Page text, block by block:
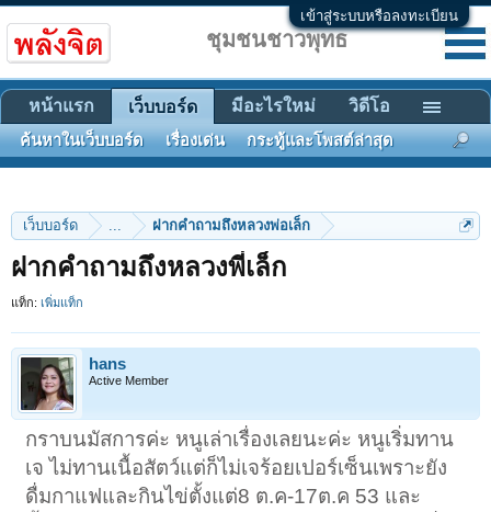
เข้าสู่ระบบหรือลงทะเบียน
เว็บบอร์ด ... ฝากคำถามถึงหลวงพ่อเล็ก
ฝากคำถามถึงหลวงพี่เล็ก
แท็ก: เพิ่มแท็ก
hans
Active Member
กราบนมัสการค่ะ หนูเล่าเรื่องเลยนะค่ะ หนูเริ่มทาน
เจ ไม่ทานเนื้อสัตว์แต่ก็ไม่เจร้อยเปอร์เซ็นเพราะยัง
ดื่มกาแฟและกินไข่ตั้งแต่8 ต.ค-17ต.ค 53 และ
ชุมชนชาวพุทธ
หน้าแรก เว็บบอร์ด
ค้นหาในเว็บบอร์ด เรื่องเด่น กระทู้และโพสต์ล่าสุด
มีอะไรใหม่ วิดีโอ